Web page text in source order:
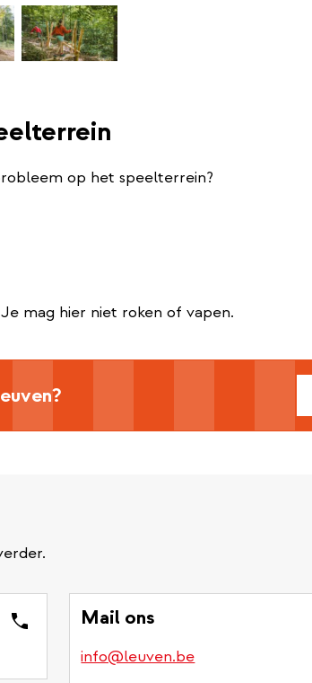
op het speelterrein?
mag hier niet roken of vapen.
Mail ons
info@leuven.be